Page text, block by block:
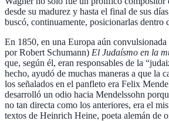
desde su madurez y hasta el final de sus
buscó, continuamente, posicionarlas dentro
En 1850, en una Europa aún
por Robert Schumann) El Judaísmo en la
que, según él, eran responsables de la
hecho, ayudó de muchas maneras a que la
los señalados en el panfleto era Felix
desarrolló un odio hacia Mendelssohn
no tan directa como los anteriores, era el
textos de Heinrich Heine, poeta alemán de